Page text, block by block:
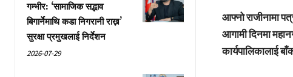
गम्भीर: ‘सामाजिक सद्भाव
बिगार्नेमाथि कडा निगरानी राख्न’
सुरक्षा प्रमुखलाई निर्देशन
2026-07-29
आफ्नो राजीनामा
आगामी दिनमा
कार्यपालिकालाई